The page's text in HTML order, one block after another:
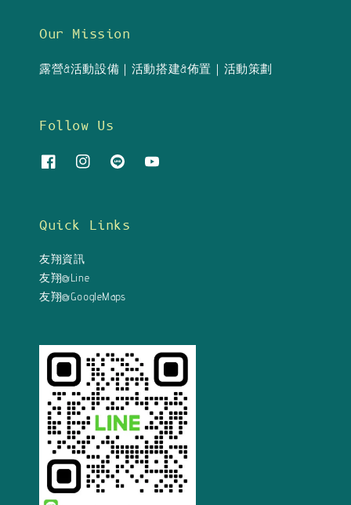
Our Mission
露營&活動設備｜活動搭建&佈置｜活動策劃
Follow Us
Quick Links
友翔資訊
友翔@Line
友翔@GoogleMaps